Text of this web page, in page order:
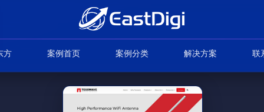
方 案例首页 案例分类 解决方案 联